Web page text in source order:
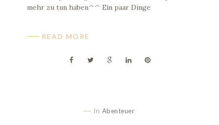
mehr zu tun haben^^ Ein paar Dinge
READ MORE
In Abenteuer